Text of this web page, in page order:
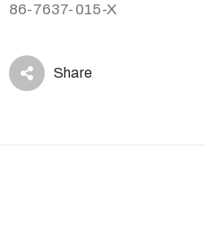
86-7637-015-X
Share